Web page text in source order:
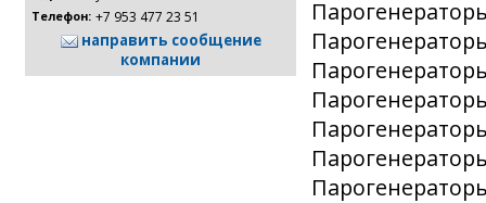
Телефон: +7 953 477 23 51
направить сообщение
компании